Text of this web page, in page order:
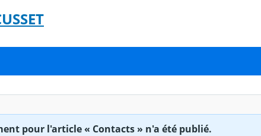
pour l'article « Contacts » n'a été publié.